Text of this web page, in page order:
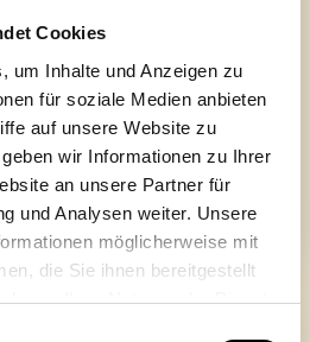
Cookies
um Inhalte und Anzeigen zu
für soziale Medien anbieten
auf unsere Website zu
wir Informationen zu Ihrer
an unsere Partner für
und Analysen weiter. Unsere
möglicherweise mit
die Sie ihnen bereitgestellt
Ihrer Nutzung der Dienste
DIE BANKETTKÜCHE/
INKL. ZUSCHLÄGE